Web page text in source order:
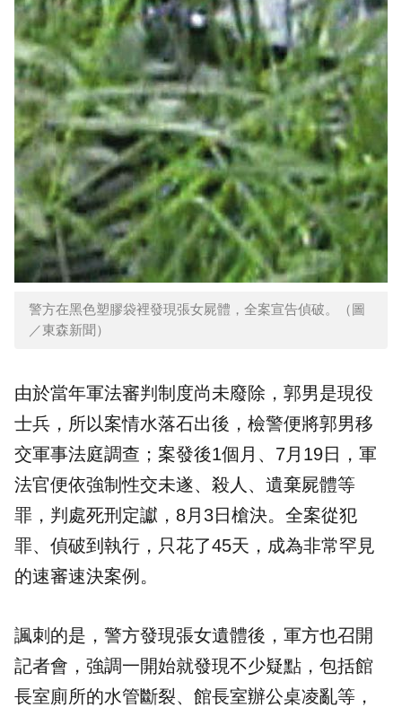
警方在黑色塑膠袋裡發現張女屍體，全案宣告偵破。（圖
／東森新聞）
由於當年軍法審判制度尚未廢除，郭男是現役
士兵，所以案情水落石出後，檢警便將郭男移
交軍事法庭調查；案發後1個月、7月19日，軍
法官便依強制性交未遂、殺人、遺棄屍體等
罪，判處死刑定讞，8月3日槍決。全案從犯
罪、偵破到執行，只花了45天，成為非常罕見
的速審速決案例。
諷刺的是，警方發現張女遺體後，軍方也召開
記者會，強調一開始就發現不少疑點，包括館
長室廁所的水管斷裂、館長室辦公桌凌亂等，